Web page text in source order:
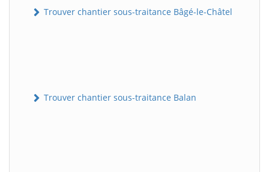
Trouver chantier sous-traitance Bâgé-le-Châtel
Trouver chantier sous-traitance Balan